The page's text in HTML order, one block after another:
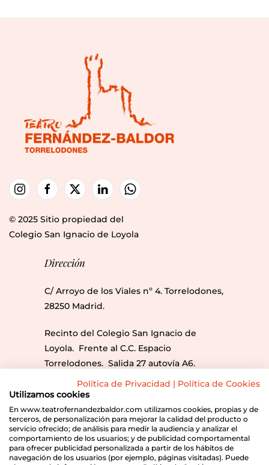
© 2025 Sitio propiedad del
Colegio San Ignacio de Loyola
Dirección
C/ Arroyo de los Viales nº 4. Torrelodones,
28250 Madrid.
Recinto del Colegio San Ignacio de
Loyola. Frente al C.C. Espacio
Torrelodones. Salida 27 autovía A6.
Líneas Bus: 612, 613, 686, 686A y 685.
Envíanos un correo
info@teatrofernandezbaldor.com
Política de Privacidad | Política de Cookies
Utilizamos cookies
En www.teatrofernandezbaldor.com utilizamos cookies, propias y de
terceros, de personalización para mejorar la calidad del producto o
servicio ofrecido; de análisis para medir la audiencia y analizar el
comportamiento de los usuarios; y de publicidad comportamental
para ofrecer publicidad personalizada a partir de los hábitos de
navegación de los usuarios (por ejemplo, páginas visitadas). Puede